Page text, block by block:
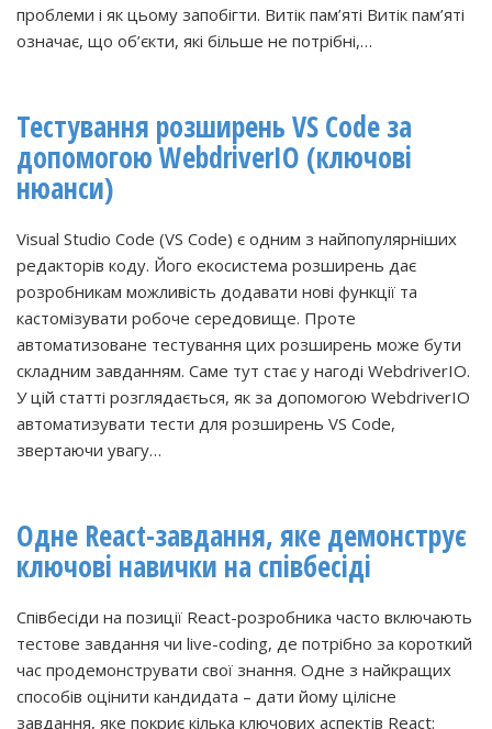
проблеми і як цьому запобігти. Витік пам’яті Витік пам’яті
означає, що об’єкти, які більше не потрібні,…
Тестування розширень VS Code за
допомогою WebdriverIO (ключові
нюанси)
Visual Studio Code (VS Code) є одним з найпопулярніших
редакторів коду. Його екосистема розширень дає
розробникам можливість додавати нові функції та
кастомізувати робоче середовище. Проте
автоматизоване тестування цих розширень може бути
складним завданням. Саме тут стає у нагоді WebdriverIO.
У цій статті розглядається, як за допомогою WebdriverIO
автоматизувати тести для розширень VS Code,
звертаючи увагу…
Одне React-завдання, яке демонструє
ключові навички на співбесіді
Співбесіди на позиції React-розробника часто включають
тестове завдання чи live-coding, де потрібно за короткий
час продемонструвати свої знання. Одне з найкращих
способів оцінити кандидата – дати йому цілісне
завдання, яке покриє кілька ключових аспектів React: